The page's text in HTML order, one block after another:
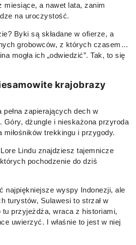
miesiące, a nawet lata, zanim
na uroczystość.
Byki są składane w ofierze, a
grobowców, z których czasem…
mogła ich „odwiedzić”. Tak, to się
krajobrazy
zapierających dech w
Góry, dżungle i nieskażona przyroda
trekkingu i przygody.
Lindu znajdziesz tajemnicze
pochodzenie do dziś
najpiękniejsze wyspy Indonezji, ale
turystów, Sulawesi to strzał w
przyjeżdża, wraca z historiami,
uwierzyć. I właśnie to jest w niej